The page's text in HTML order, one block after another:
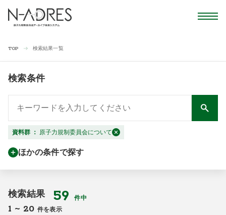
TOP 検索結果一覧
検索条件
資料群 ： 原子力規制委員会について
ほかの条件で探す
検索結果 59件中
1 ~ 20 件を表示